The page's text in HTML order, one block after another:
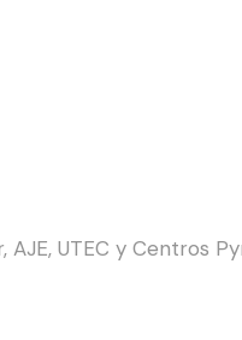
UTEC y Centros